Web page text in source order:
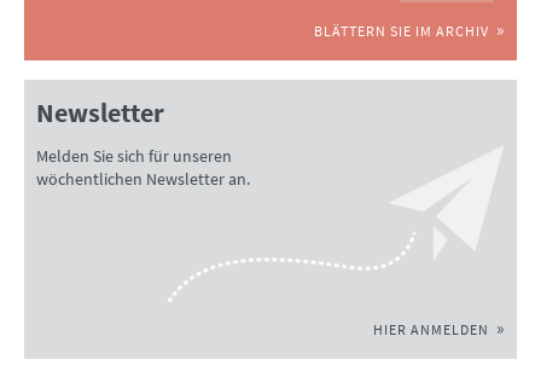
BLÄTTERN SIE IM ARCHIV
Newsletter
Melden Sie sich für unseren
wöchentlichen Newsletter an.
HIER ANMELDEN